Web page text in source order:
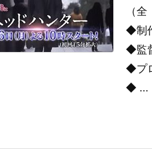
（
◆制
◆監
◆プ
◆ ...